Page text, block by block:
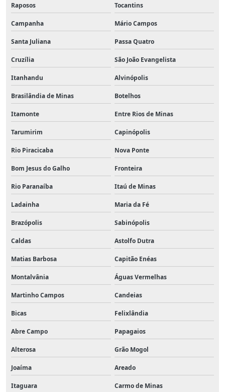
Raposos Tocantins
Campanha Mário Campos
Santa Juliana Passa Quatro
Cruzília São João Evangelista
Itanhandu Alvinópolis
Brasilândia de Minas Botelhos
Itamonte Entre Rios de Minas
Tarumirim Capinópolis
Rio Piracicaba Nova Ponte
Bom Jesus do Galho Fronteira
Rio Paranaíba Itaú de Minas
Ladainha Maria da Fé
Brazópolis Sabinópolis
Caldas Astolfo Dutra
Matias Barbosa Capitão Enéas
Montalvânia Águas Vermelhas
Martinho Campos Candeias
Bicas Felixlândia
Abre Campo Papagaios
Alterosa Grão Mogol
Joaíma Areado
Itaguara Carmo de Minas